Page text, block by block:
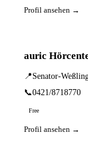
Profil ansehen →
auric
📍Senator-
📞0421/8718770
Free
Profil ansehen →